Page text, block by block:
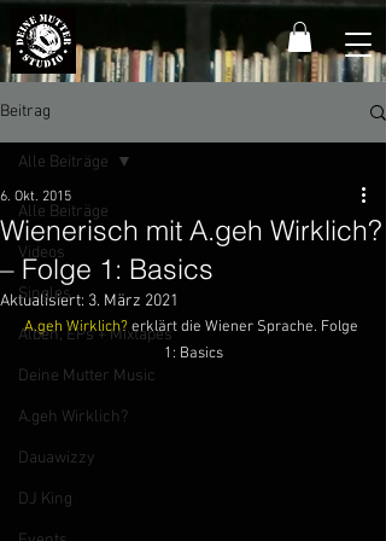
Beitrag
Alle Beiträge
Videos
Singles
Alben, EPs + Mixtapes
Deine Mutter Music
A.geh Wirklich?
Dauawizzy
DJ King
Alle Beiträge
Wienerisch mit A.geh Wirklich?
– Folge 1: Basics
6. Okt. 2015
Aktualisiert: 3. März 2021
A.geh Wirklich? erklärt die Wiener Sprache. Folge
1: Basics